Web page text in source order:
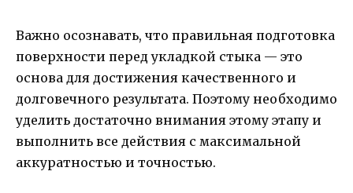
Важно осознавать, что правильная подготовка
поверхности перед укладкой стыка — это
основа для достижения качественного и
долговечного результата. Поэтому необходимо
уделить достаточно внимания этому этапу и
выполнить все действия с максимальной
аккуратностью и точностью.